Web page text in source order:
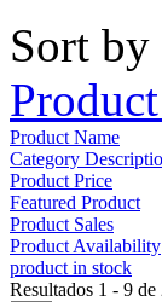
Sort by
Product Name
Category
Product Price
Featured Product
Product Sales
Product Availability
product in stock
Resultados 1 - 9 de